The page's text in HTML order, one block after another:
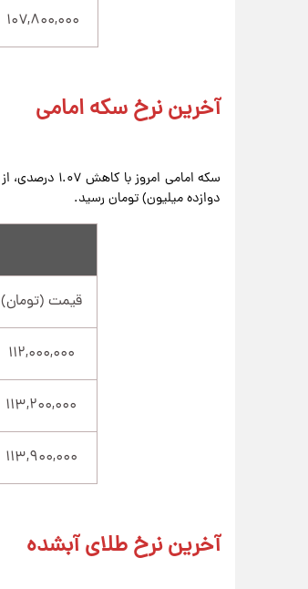
۱۰۷,۸۰۰,۰۰۰
آخرین نرخ سکه امامی
دوازده میلیون) تومان رسید.
قیمت (تومان)
۱۱۲,۰۰۰,۰۰۰
۱۱۳,۲۰۰,۰۰۰
۱۱۳,۹۰۰,۰۰۰
آخرین نرخ طلای آبشده